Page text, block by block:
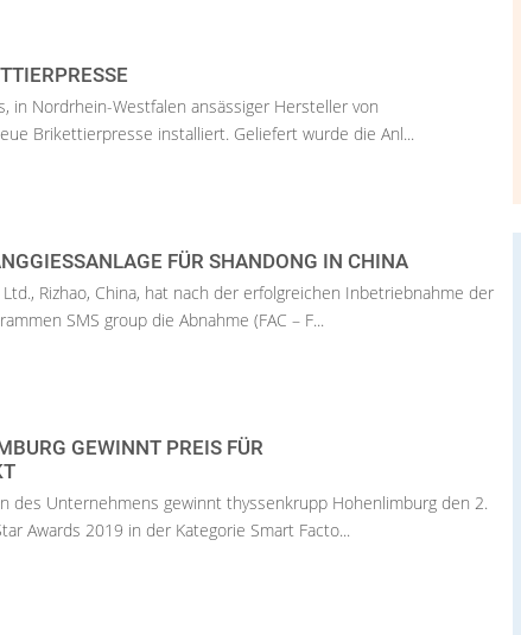
in Nordrhein-Westfalen ansässiger Hersteller von
Brikettierpresse installiert. Geliefert wurde die Anl...
FÜR SHANDONG IN CHINA
Rizhao, China, hat nach der erfolgreichen Inbetriebnahme der
SMS group die Abnahme (FAC – F...
GEWINNT PREIS FÜR
des Unternehmens gewinnt thyssenkrupp Hohenlimburg den 2.
Awards 2019 in der Kategorie Smart Facto...